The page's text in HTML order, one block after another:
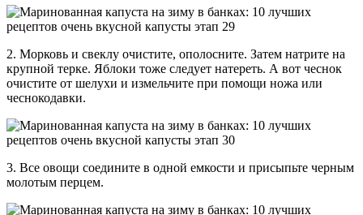
2. Морковь и свеклу очистите, ополосните. Затем натрите на
крупной терке. Яблоки тоже следует натереть. А вот чеснок
очистите от шелухи и измельчите при помощи ножа или
чеснокодавки.
3. Все овощи соедините в одной емкости и присыпьте черным
молотым перцем.